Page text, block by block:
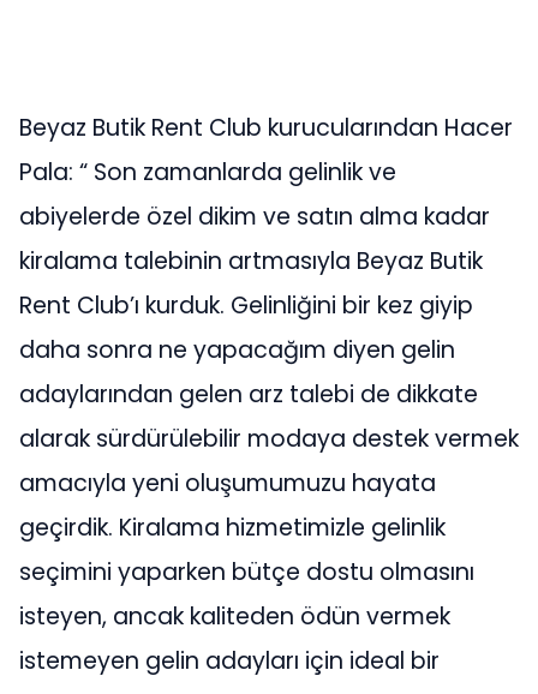
Beyaz Butik Rent Club kurucularından Hacer
Pala: “ Son zamanlarda gelinlik ve
abiyelerde özel dikim ve satın alma kadar
kiralama talebinin artmasıyla Beyaz Butik
Rent Club’ı kurduk. Gelinliğini bir kez giyip
daha sonra ne yapacağım diyen gelin
adaylarından gelen arz talebi de dikkate
alarak sürdürülebilir modaya destek vermek
amacıyla yeni oluşumumuzu hayata
geçirdik. Kiralama hizmetimizle gelinlik
seçimini yaparken bütçe dostu olmasını
isteyen, ancak kaliteden ödün vermek
istemeyen gelin adayları için ideal bir